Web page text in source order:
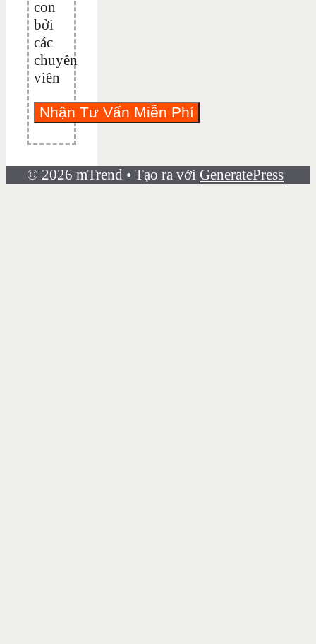
con
bởi
các
chuyên
viên
© 2026 mTrend • Tạo ra với GeneratePress